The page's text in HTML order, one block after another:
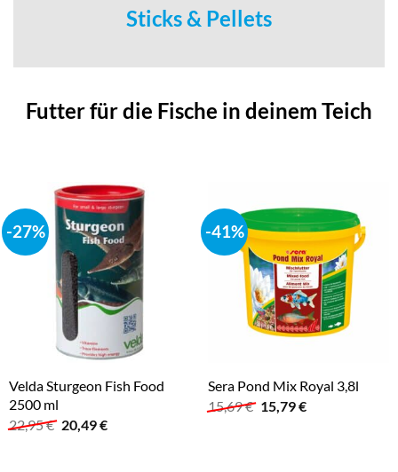
Sticks & Pellets
Futter für die Fische in deinem Teich
-27%
Velda Sturgeon Fish Food
2500 ml
22,95€ Ursprünglicher
Preis
20,49€Aktueller
-41%
Sera Pond Mix Royal 3,8l
15,69€ Ursprünglicher
Preis
15,79€Aktueller